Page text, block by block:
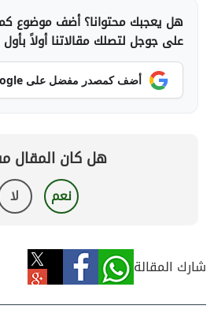
هل يعجبك محتوانا؟ أضف موضوع
على جوجل لتصلك مقالاتنا أولاً
أضف كمصدر مفضل على Google
هل كان المقال
نعم لا
شارك المقالة